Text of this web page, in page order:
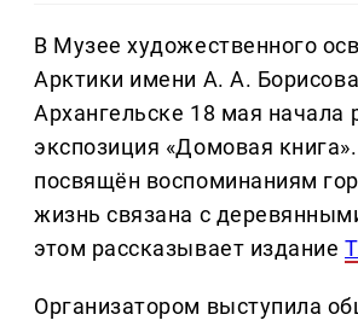
В Музее художественного
Арктики имени А. А.
Архангельске 18 мая начала
экспозиция «Домовая
посвящён воспоминаниям
жизнь связана с
этом рассказывает издание
Организатором выступила